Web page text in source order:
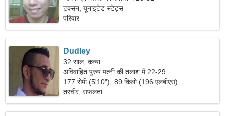
टक्सन, यूनाइटेड स्टेट्स
परिवार
Dudley
32 साल, कन्या
अविवाहित पुरुष पत्नी की तलाश में 22-29
177 सेमी (5'10"), 89 किलो (196 एलबीएस)
तस्वीर, सफलता